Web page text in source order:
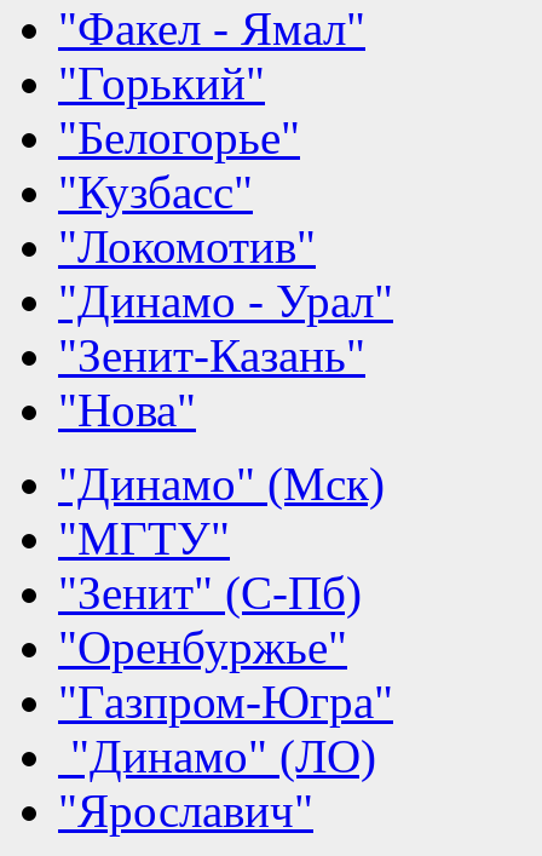
"Факел - Ямал"
"Горький"
"Белогорье"
"Кузбасс"
"Локомотив"
"Динамо - Урал"
"Зенит-Казань"
"Нова"
"Динамо" (Мск)
"МГТУ"
"Зенит" (С-Пб)
"Оренбуржье"
"Газпром-Югра"
"Динамо" (ЛО)
"Ярославич"